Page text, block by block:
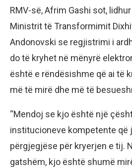
RMV-së, Afrim Gashi sot,
Ministrit të Transformimit
Andonovski se regjistrimi i
do të kryhet në mënyrë
është e rëndësishme që ai të
më të mirë dhe më të
“Mendoj se kjo është një
institucioneve kompetente që
përgjegjëse për kryerjen e tij.
gatshëm, kjo është shumë